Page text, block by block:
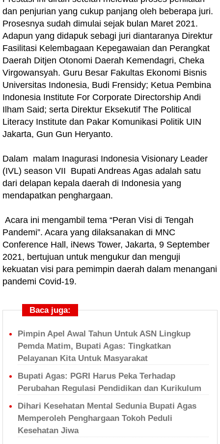
dan penjurian yang cukup panjang oleh beberapa juri.
Prosesnya sudah dimulai sejak bulan Maret 2021.
Adapun yang didapuk sebagi juri diantaranya Direktur
Fasilitasi Kelembagaan Kepegawaian dan Perangkat
Daerah Ditjen Otonomi Daerah Kemendagri, Cheka
Virgowansyah. Guru Besar Fakultas Ekonomi Bisnis
Universitas Indonesia, Budi Frensidy; Ketua Pembina
Indonesia Institute For Corporate Directorship Andi
Ilham Said; serta Direktur Eksekutif The Political
Literacy Institute dan Pakar Komunikasi Politik UIN
Jakarta, Gun Gun Heryanto.
Dalam malam Inagurasi Indonesia Visionary Leader
(IVL) season VII Bupati Andreas Agas adalah satu
dari delapan kepala daerah di Indonesia yang
mendapatkan penghargaan.
Acara ini mengambil tema “Peran Visi di Tengah
Pandemi”. Acara yang dilaksanakan di MNC
Conference Hall, iNews Tower, Jakarta, 9 September
2021, bertujuan untuk mengukur dan menguji
kekuatan visi para pemimpin daerah dalam menangani
pandemi Covid-19.
Baca juga:
Pimpin Apel Awal Tahun Untuk ASN Lingkup
Pemda Matim, Bupati Agas: Tingkatkan
Pelayanan Kita Untuk Masyarakat
Bupati Agas: PGRI Harus Peka Terhadap
Perubahan Regulasi Pendidikan dan Kurikulum
Dihari Kesehatan Mental Sedunia Bupati Agas
Memperoleh Penghargaan Tokoh Peduli
Kesehatan Jiwa